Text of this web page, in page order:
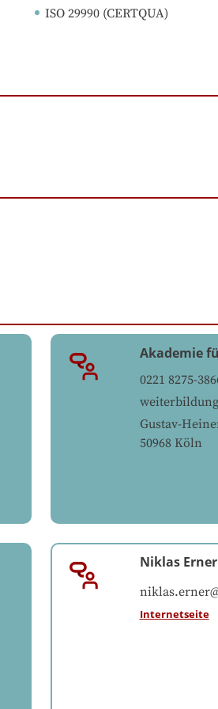
ISO 29990 (CERTQUA)
Akademie
0221 8275-
Gustav-
50968 Köln
Niklas Erner
Internetseite